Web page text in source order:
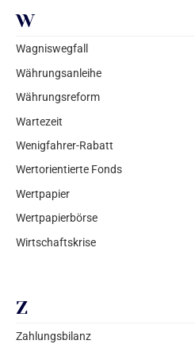
W
Wagniswegfall
Währungsanleihe
Währungsreform
Wartezeit
Wenigfahrer-Rabatt
Wertorientierte Fonds
Wertpapier
Wertpapierbörse
Wirtschaftskrise
Z
Zahlungsbilanz